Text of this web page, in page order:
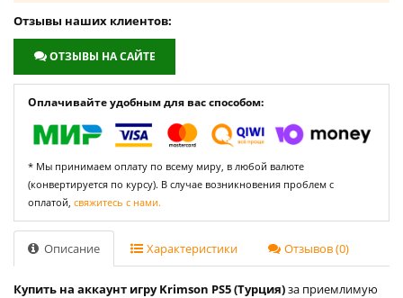
Отзывы наших клиентов:
ОТЗЫВЫ НА САЙТЕ
Оплачивайте удобным для вас способом:
* Мы принимаем оплату по всему миру, в любой валюте
(конвертируется по курсу). В случае возникновения проблем с
оплатой, свяжитесь с нами.
Описание Характеристики Отзывов (0)
Купить на аккаунт игру Krimson PS5 (Турция)за приемлимую